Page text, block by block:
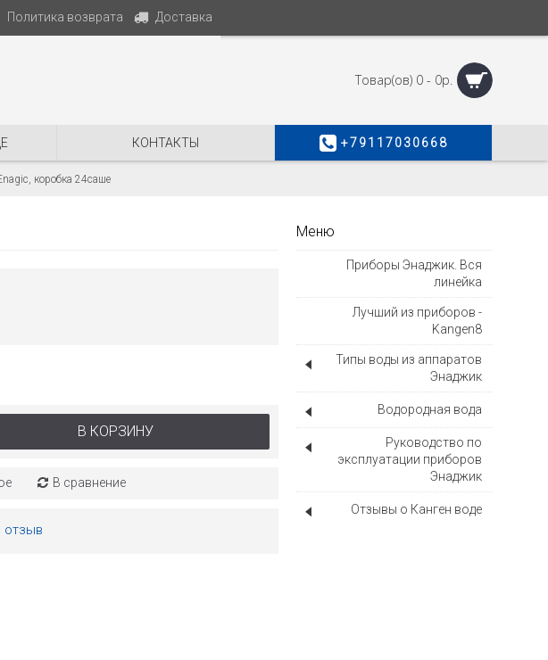
Политика возврата Доставка
Товар(ов) 0 - 0р.
КОНТАКТЫ +79117030668
коробка 24саше
Меню
Приборы Энаджик. Вся
линейка
Лучший из приборов -
Kangen8
Типы воды из аппаратов
Энаджик
Водородная вода
Руководство по
эксплуатации приборов
Энаджик
Отзывы о Канген воде
В КОРЗИНУ
В сравнение
отзыв